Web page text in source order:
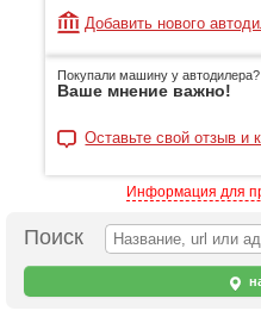
Добавить нового
Покупали машину у
Ваше мнение важно!
Оставьте свой отзыв и
Информация для
Поиск